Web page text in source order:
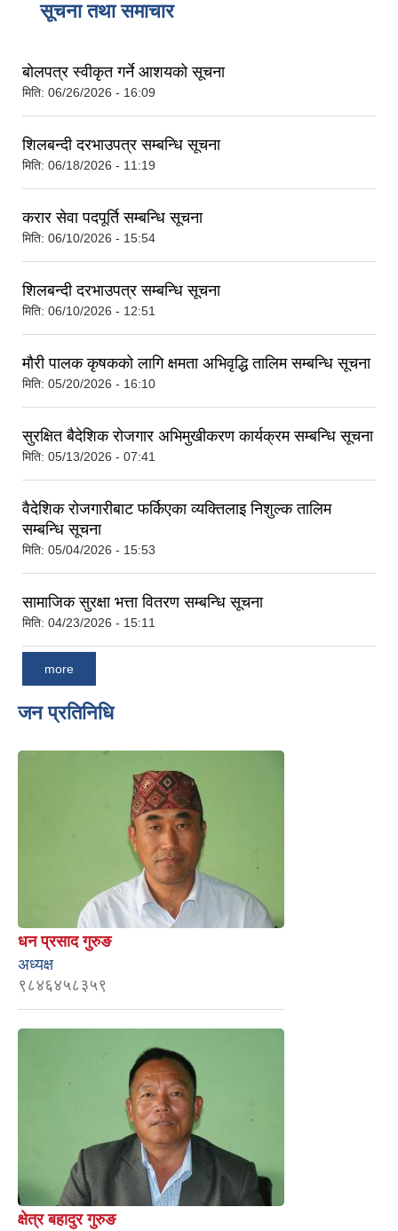
सूचना तथा समाचार
बोलपत्र स्वीकृत गर्ने आशयको सूचना
मिति: 06/26/2026 - 16:09
शिलबन्दी दरभाउपत्र सम्बन्धि सूचना
मिति: 06/18/2026 - 11:19
करार सेवा पदपूर्ति सम्बन्धि सूचना
मिति: 06/10/2026 - 15:54
शिलबन्दी दरभाउपत्र सम्बन्धि सूचना
मिति: 06/10/2026 - 12:51
मौरी पालक कृषकको लागि क्षमता अभिवृद्धि तालिम सम्बन्धि सूचना
मिति: 05/20/2026 - 16:10
सुरक्षित बैदेशिक रोजगार अभिमुखीकरण कार्यक्रम सम्बन्धि सूचना
मिति: 05/13/2026 - 07:41
वैदेशिक रोजगारीबाट फर्किएका व्यक्तिलाइ निशुल्क तालिम
सम्बन्धि सूचना
मिति: 05/04/2026 - 15:53
सामाजिक सुरक्षा भत्ता वितरण सम्बन्धि सूचना
मिति: 04/23/2026 - 15:11
more
जन प्रतिनिधि
धन प्रसाद गुरुङ
अध्यक्ष
९८४६४५८३५९
क्षेत्र बहादुर गुरुङ